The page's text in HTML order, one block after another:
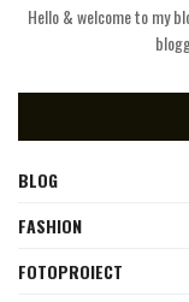
Hello & welcome to my
BLOG
FASHION
FOTOPROIECT